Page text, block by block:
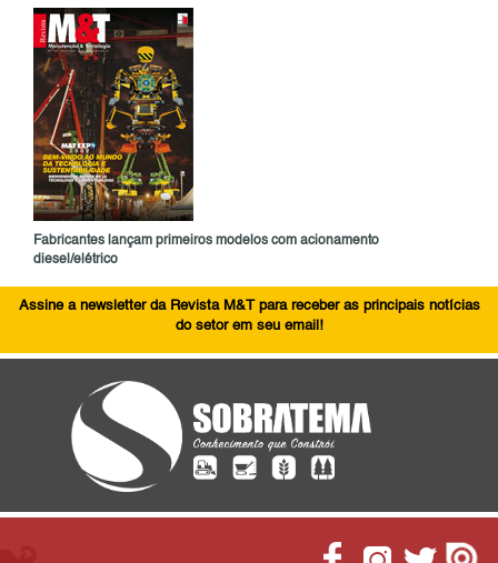
Fabricantes lançam primeiros modelos com acionamento
diesel/elétrico
Assine a newsletter da Revista M&T para receber as principais notícias
do setor em seu email!